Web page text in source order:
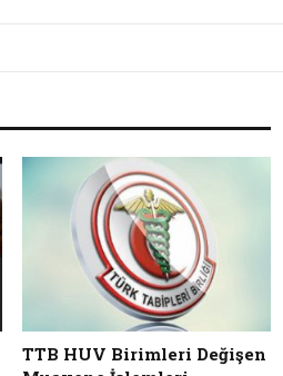
TTB HUV Birimleri Değişen